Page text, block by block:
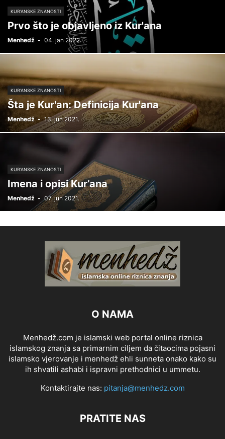
KUR'ANSKE ZNANOSTI
Prvo što je objavljeno iz Kur'ana
Menhedž - 04. jan 2022.
KUR'ANSKE ZNANOSTI
Šta je Kur'an: Definicija Kur'ana
Menhedž - 13. jun 2021.
KUR'ANSKE ZNANOSTI
Imena i opisi Kur’ana
Menhedž - 07. jun 2021.
O NAMA
Menhedž.com je islamski web portal online riznica
islamskog znanja sa primarnim ciljem da čitaocima pojasni
islamsko vjerovanje i menhedž ehli sunneta onako kako su
ih shvatili ashabi i ispravni prethodnici u ummetu.
Kontaktirajte nas: pitanja@menhedz.com
PRATITE NAS